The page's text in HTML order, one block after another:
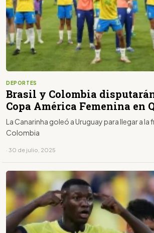
DEPORTES
Brasil y Colombia
Copa América Femenina en
La Canarinha goleó a Uruguay para llegar a la
Colombia
· 30 de julio, 2025